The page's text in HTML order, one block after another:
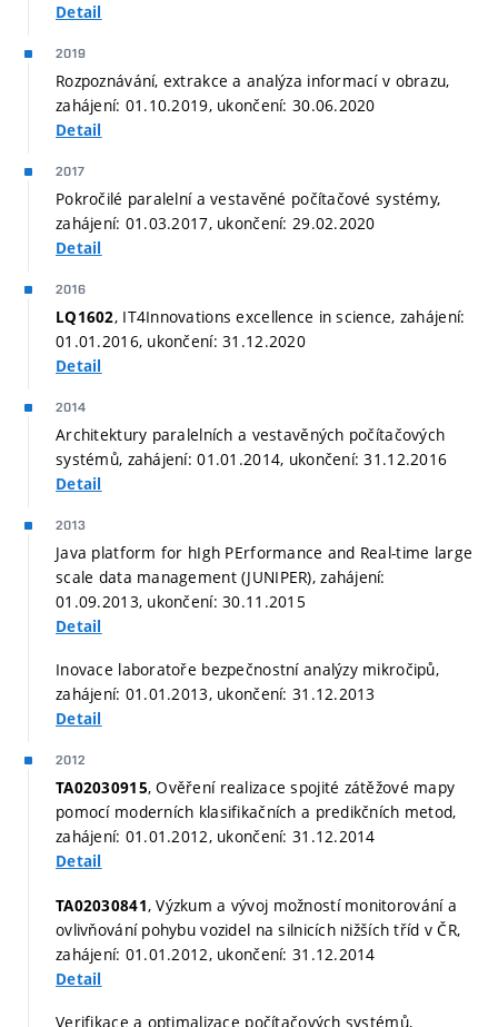
Detail
2019
Rozpoznávání, extrakce a analýza informací v obrazu,
zahájení: 01.10.2019, ukončení: 30.06.2020
Detail
2017
Pokročilé paralelní a vestavěné počítačové systémy,
zahájení: 01.03.2017, ukončení: 29.02.2020
Detail
2016
LQ1602, IT4Innovations excellence in science, zahájení:
01.01.2016, ukončení: 31.12.2020
Detail
2014
Architektury paralelních a vestavěných počítačových
systémů, zahájení: 01.01.2014, ukončení: 31.12.2016
Detail
2013
Java platform for hIgh PErformance and Real-time large
scale data management (JUNIPER), zahájení:
01.09.2013, ukončení: 30.11.2015
Detail
Inovace laboratoře bezpečnostní analýzy mikročipů,
zahájení: 01.01.2013, ukončení: 31.12.2013
Detail
2012
TA02030915, Ověření realizace spojité zátěžové mapy
pomocí moderních klasifikačních a predikčních metod,
zahájení: 01.01.2012, ukončení: 31.12.2014
Detail
TA02030841, Výzkum a vývoj možností monitorování a
ovlivňování pohybu vozidel na silnicích nižších tříd v ČR,
zahájení: 01.01.2012, ukončení: 31.12.2014
Detail
Verifikace a optimalizace počítačových systémů,